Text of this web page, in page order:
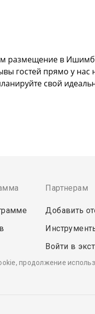
размещение в
гостей прямо у нас
свой
Партнерам
Добавить
Войти в
продолжение